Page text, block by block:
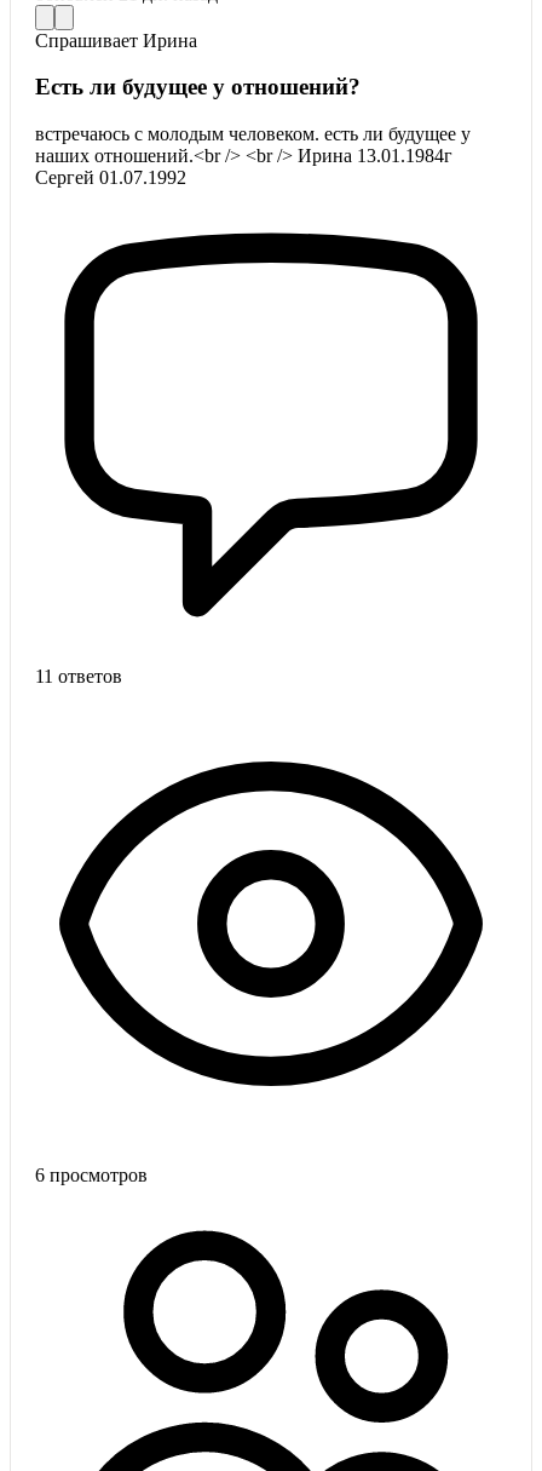
Спрашивает Ирина
Есть ли будущее у отношений?
встречаюсь с молодым человеком. есть ли будущее у
наших отношений.<br /> <br /> Ирина 13.01.1984г
Сергей 01.07.1992
11 ответов
6 просмотров